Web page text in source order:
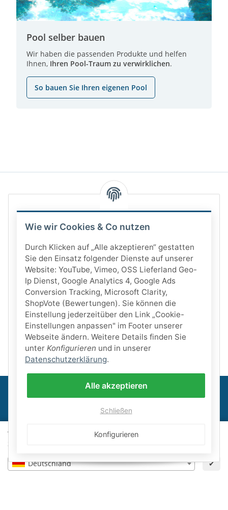
Wähle dein Lieferland, um Preise und Artikel für deinen
Standort zu sehen.
Deutschland ✔
Pool selber bauen
Wir haben die passenden Produkte und helfen
Ihnen, Ihren Pool-Traum zu verwirklichen.
So bauen Sie Ihren eigenen Pool
Schwimmbadbau24-Basics
Wie wir Cookies & Co nutzen
Durch Klicken auf „Alle akzeptieren“ gestatten
Sie den Einsatz folgender Dienste auf unserer
Website: YouTube, Vimeo, OSS Lieferland Geo-
Ip Dienst, Google Analytics 4, Google Ads
Conversion Tracking, Microsoft Clarity,
ShopVote (Bewertungen). Sie können die
Einstellung jederzeitüber den Link „Cookie-
Einstellungen anpassen" im Footer unserer
Webseite ändern. Weitere Details finden Sie
unter Konfigurieren und in unserer
Datenschutzerklärung.
Alle akzeptieren
Schließen
Konfigurieren